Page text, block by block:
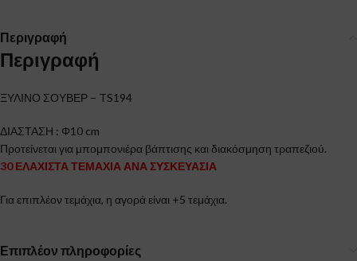
Περιγραφή
Περιγραφή
ΞΥΛΙΝΟ ΣΟΥΒΕΡ – TS194
ΔΙΑΣΤΑΣΗ : Φ10 cm
Προτείνεται για μπομπονιέρα βάπτισης και διακόσμηση τραπεζιού.
30 ΕΛΑΧΙΣΤΑ ΤΕΜΑΧΙΑ ΑΝΑ ΣΥΣΚΕΥΑΣΙΑ
Για επιπλέον τεμάχια, η αγορά είναι +5 τεμάχια.
Επιπλέον πληροφορίες